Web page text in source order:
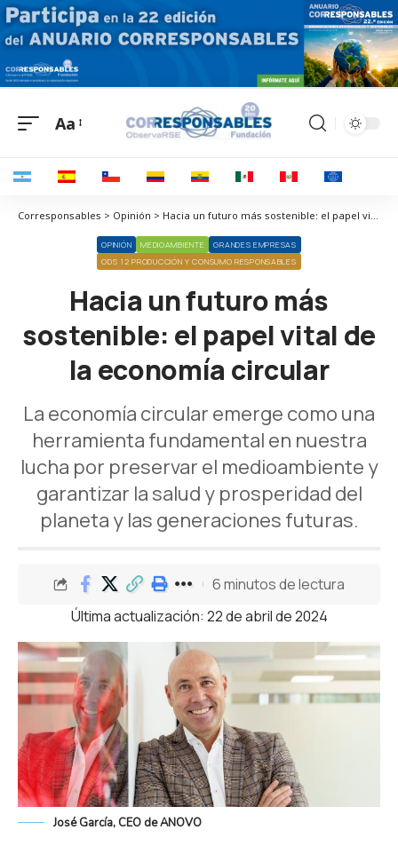
Aa
Corresponsables > Opinión > Hacia un futuro más sostenible: el papel vital de la economía circular
OPINIÓN MEDIOAMBIENTE
GRANDES EMPRESAS
ODS 12 PRODUCCIÓN Y CONSUMO RESPONSABLES
Hacia un futuro más
sostenible: el papel vital de
la economía circular
La economía circular emerge como una
herramienta fundamental en nuestra
lucha por preservar el medioambiente y
garantizar la salud y prosperidad del
planeta y las generaciones futuras.
Última actualización: 22 de abril de 2024
6 minutos de lectura
José García, CEO de ANOVO